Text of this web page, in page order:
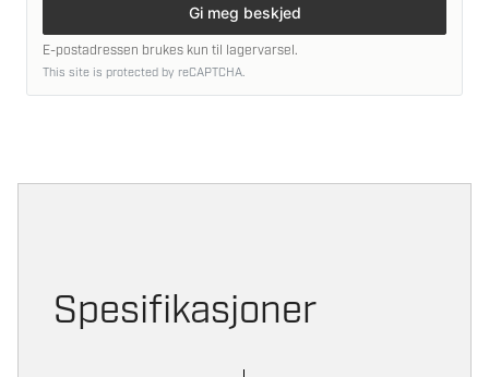
Gi meg beskjed
E-postadressen brukes kun til lagervarsel.
This site is protected by reCAPTCHA.
Spesifikasjoner